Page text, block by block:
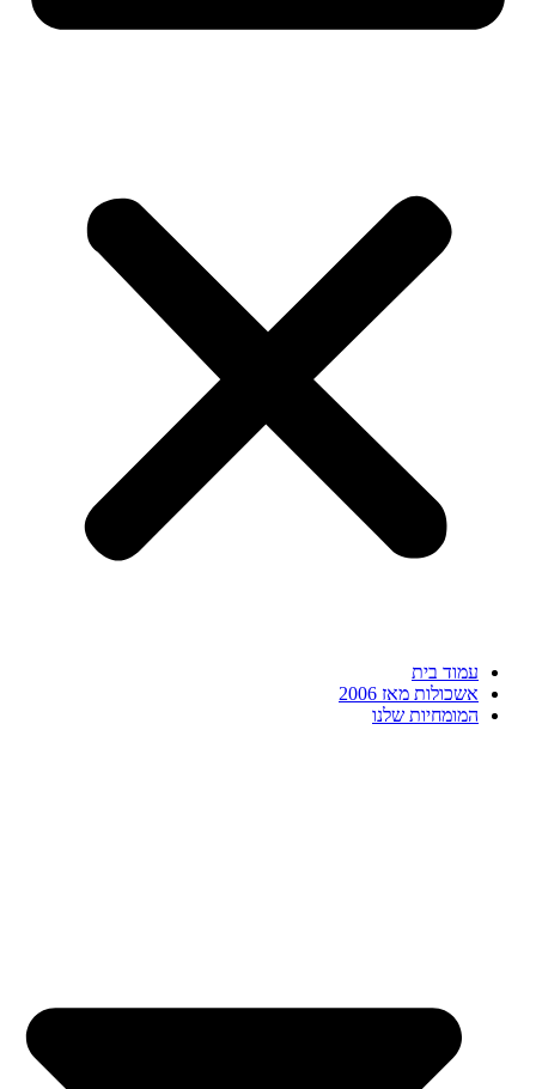
עמוד בית
אשכולות מאז 2006
המומחיות שלנו